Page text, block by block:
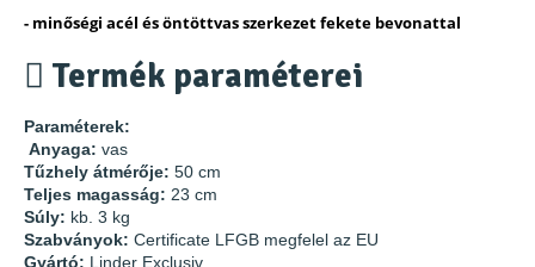
- minőségi acél és öntöttvas szerkezet fekete bevonattal
Termék paraméterei
Paraméterek:
Anyaga: vas
Tűzhely átmérője: 50 cm
Teljes magasság: 23 cm
Súly: kb. 3 kg
Szabványok: Certificate LFGB megfelel az EU
Gyártó: Linder Exclusiv